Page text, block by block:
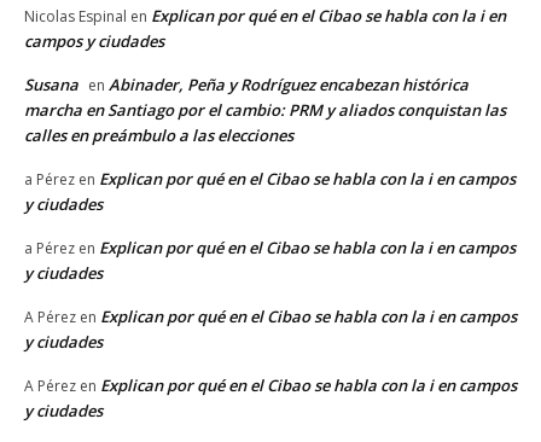
Nicolas Espinal en Explican por qué en el Cibao se habla con la i en
campos y ciudades
Susana en Abinader, Peña y Rodríguez encabezan histórica
marcha en Santiago por el cambio: PRM y aliados conquistan las
calles en preámbulo a las elecciones
a Pérez en Explican por qué en el Cibao se habla con la i en campos
y ciudades
a Pérez en Explican por qué en el Cibao se habla con la i en campos
y ciudades
A Pérez en Explican por qué en el Cibao se habla con la i en campos
y ciudades
A Pérez en Explican por qué en el Cibao se habla con la i en campos
y ciudades